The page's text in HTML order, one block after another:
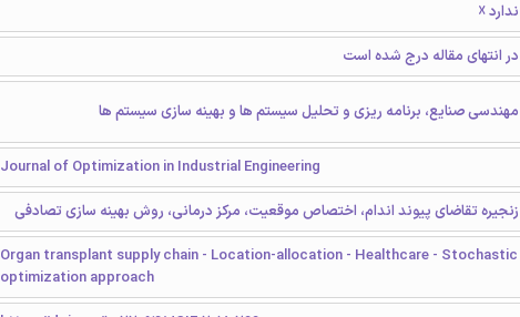
ندارد ☓
در انتهای مقاله درج شده است
مهندسی صنایع، برنامه ریزی و تحلیل سیستم ها و بهینه سازی سیستم ها
Journal of Optimization in Industrial Engineering
زنجیره تقاضای پیوند اندام، اختصاص موقعیت، مرکز درمانی، روش بهینه سازی تصادفی
Organ transplant supply chain - Location-allocation - Healthcare - Stochastic
optimization approach